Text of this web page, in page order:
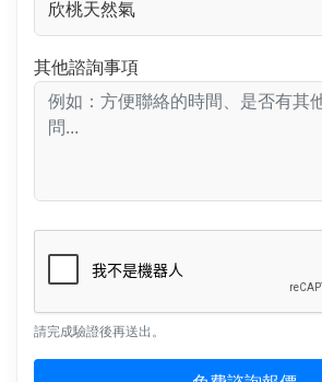
其他諮詢事項
請完成驗證後再送出。